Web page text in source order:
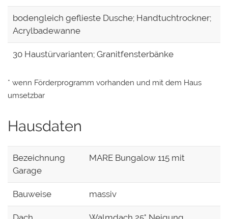
bodengleich geflieste Dusche; Handtuchtrockner;
Acrylbadewanne
30 Haustürvarianten; Granitfensterbänke
* wenn Förderprogramm vorhanden und mit dem Haus
umsetzbar
Hausdaten
Bezeichnung
MARE Bungalow 115 mit
Garage
Bauweise massiv